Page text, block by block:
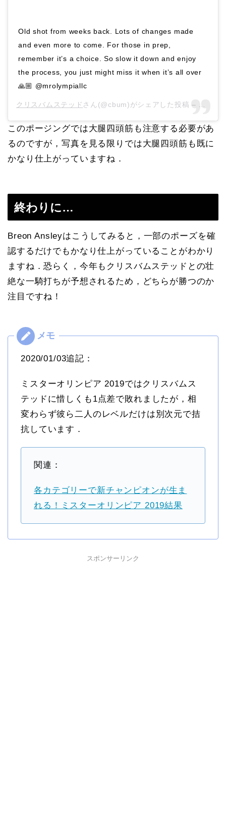
Old shot from weeks back. Lots of changes made
and even more to come. For those in prep,
remember it’s a choice. So slow it down and enjoy
the process, you just might miss it when it’s all over
🙏🏼 @mrolympiallc
クリスバムステッド さん(@cbum)がシェアした投稿 –
このポージングでは大腿四頭筋も注意する必要があ
るのですが，写真を見る限りでは大腿四頭筋も既に
かなり仕上がっていますね．
終わりに…
Breon Ansleyはこうしてみると，一部のポーズを確
認するだけでもかなり仕上がっていることがわかり
ますね．恐らく，今年もクリスバムステッドとの壮
絶な一騎打ちが予想されるため，どちらが勝つのか
注目ですね！
2020/01/03追記：
ミスターオリンピア 2019ではクリスバムス
テッドに惜しくも1点差で敗れましたが，相
変わらず彼ら二人のレベルだけは別次元で拮
抗しています．
関連：
各カテゴリーで新チャンピオンが生ま
れる！ミスターオリンピア 2019結果
スポンサーリンク